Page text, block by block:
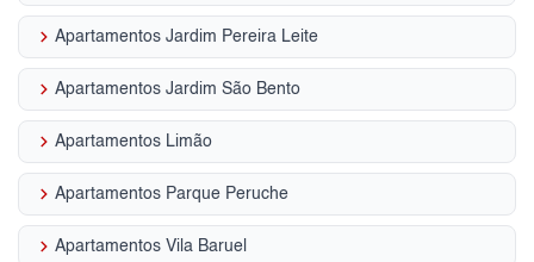
keyboard_arrow_right Apartamentos Jardim Pereira Leite
keyboard_arrow_right Apartamentos Jardim São Bento
keyboard_arrow_right Apartamentos Limão
keyboard_arrow_right Apartamentos Parque Peruche
keyboard_arrow_right Apartamentos Vila Baruel